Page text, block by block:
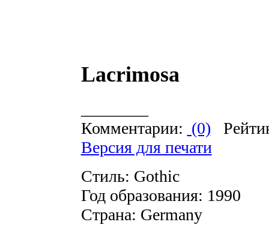
Lacrimosa
Комментарии: (0)
Версия для печати
Стиль: Gothic
Год образования: 1990
Страна: Germany